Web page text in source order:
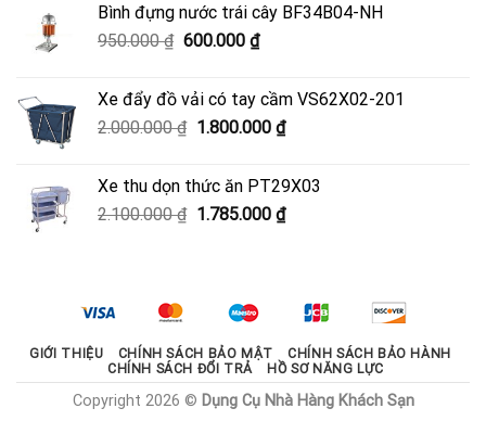
3.700.000 ₫.là:
Bình đựng nước trái cây BF34B04-NH
950.000₫ Giá
950.000 ₫.
600.000 ₫Giá
là:
600.000 ₫.
Xe đẩy đồ vải có tay cầm VS62X02-201
2.000.000₫ Giá
2.000.000 ₫.
1.800.000 ₫Giá
là:
1.800.000 ₫.
Xe thu dọn thức ăn PT29X03
2.100.000₫ Giá
1.785.000 ₫Giá
1.785.000 ₫.
GIỚI THIỆU CHÍNH SÁCH BẢO MẬT
CHÍNH SÁCH BẢO HÀNH
CHÍNH SÁCH ĐỔI TRẢ
HỒ SƠ NĂNG LỰC
Copyright 2026 © Dụng Cụ Nhà Hàng Khách Sạn